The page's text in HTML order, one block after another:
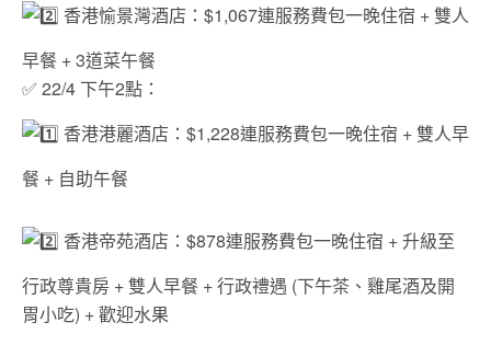
香港愉景灣酒店：$1,067連服務費包一晚住宿 + 雙人
早餐 +3道菜午餐
✅ 22/4 下午2點：
香港港麗酒店：$1,228連服務費包一晚住宿 + 雙人早
餐 + 自助午餐
香港帝苑酒店 ：$878連服務費包一晚住宿 + 升級至
行政尊貴房 + 雙人早餐 + 行政禮遇 (下午茶、雞尾酒及開
胃小吃) + 歡迎水果